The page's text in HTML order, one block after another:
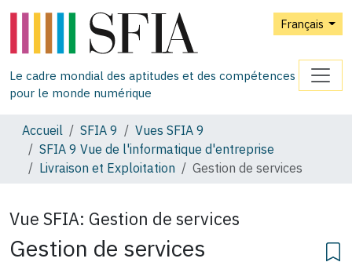
Français
Le cadre mondial des aptitudes et des compétences
pour le monde numérique
Accueil SFIA 9
Vues SFIA 9
SFIA 9 Vue de l'informatique d'entreprise
Livraison et Exploitation
Gestion de services
Vue SFIA: Gestion de services
Gestion de services